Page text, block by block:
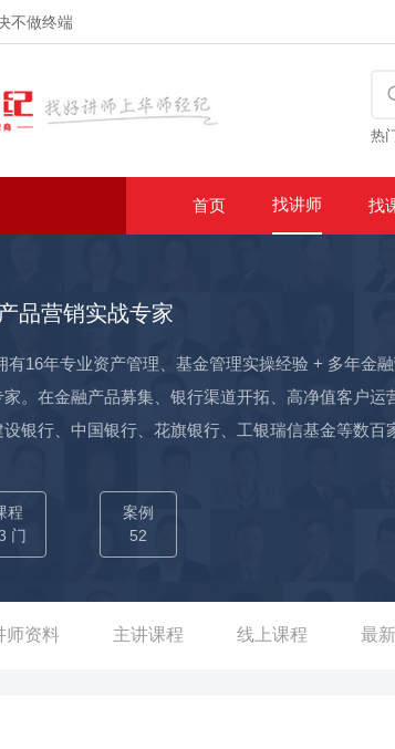
不做终端
热
首页 找讲师 找
品营销实战专家
有16年专业资产管理、基金管理实操经验 + 多年金
。在金融产品募集、银行渠道开拓、高净值客户
银行、中国银行、花旗银行、工银瑞信基金等数
实现实缴资金3亿元，成功落地2000万投资项目并
单笔销售公募基金2.7亿元的个人亮眼业绩，在银行
力双优 1）渠道覆盖：累计服务建行、中行、招行
分析等，累计赋能数千名银行理财经理、客户经理
程
门
案例
52
师资料 主讲课程 线上课程 最